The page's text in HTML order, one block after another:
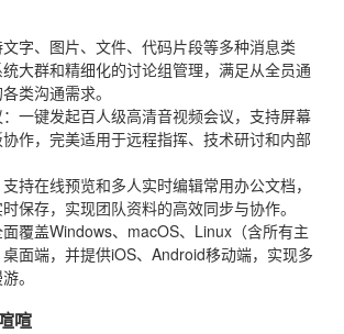
文字、图片、文件、代码片段等多种消息类
大群和精细化的讨论组管理，满足从全员通
类沟通需求。
：一键发起百人级高清音视频会议，支持屏幕
作，完美适用于远程指挥、技术研讨和内部
支持在线预览和多人实时编辑常用办公文档，
保存，实现团队资料的高效同步与协作。
面覆盖Windows、macOS、Linux（含所有主
面端，并提供iOS、Android移动端，实现多
。
喧